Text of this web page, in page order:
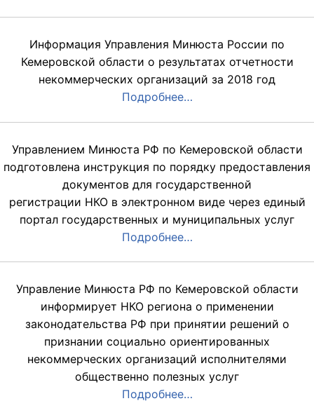
Информация Управления Минюста России по
Кемеровской области о результатах отчетности
некоммерческих организаций за 2018 год
Подробнее…
Управлением Минюста РФ по Кемеровской области
подготовлена инструкция по порядку предоставления
документов для государственной
регистрации НКО в электронном виде через единый
портал государственных и муниципальных услуг
Подробнее…
Управление Минюста РФ по Кемеровской области
информирует НКО региона о применении
законодательства РФ при принятии решений о
признании социально ориентированных
некоммерческих организаций исполнителями
общественно полезных услуг
Подробнее…